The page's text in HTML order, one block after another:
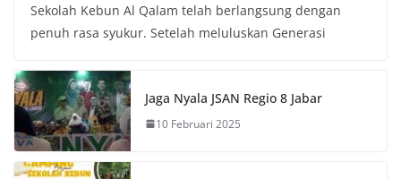
Sekolah Kebun Al Qalam telah berlangsung dengan
penuh rasa syukur. Setelah meluluskan Generasi
Jaga Nyala JSAN Regio 8 Jabar
10 Februari 2025